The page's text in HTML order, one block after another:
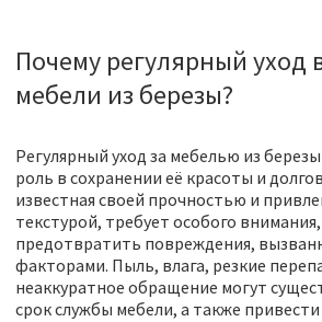
Почему регулярный уход
мебели из березы?
Регулярный уход за мебелью из
роль в сохранении её красоты и
известная своей прочностью и
текстурой, требует особого
предотвратить повреждения,
факторами. Пыль, влага, резкие
неаккуратное обращение могут
срок службы мебели, а также